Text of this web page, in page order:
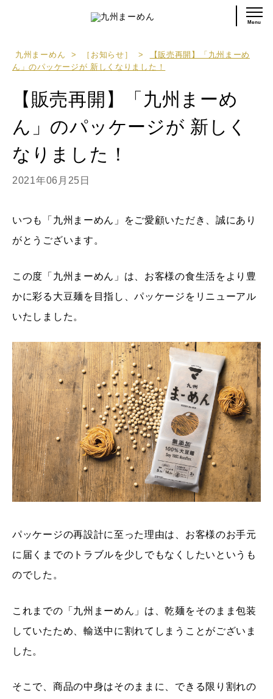
Menu
九州まーめん > ［お知らせ］ >
【販売再開】「九州まーめ
ん」のパッケージが 新しくなりました！
【販売再開】「九州まーめ
ん」のパッケージが 新しく
なりました！
2021年06月25日
いつも「九州まーめん」をご愛顧いただき、誠にあり
がとうございます。
この度「九州まーめん」は、お客様の食生活をより豊
かに彩る大豆麺を目指し、パッケージをリニューアル
いたしました。
パッケージの再設計に至った理由は、お客様のお手元
に届くまでのトラブルを少しでもなくしたいというも
のでした。
これまでの「九州まーめん」は、乾麺をそのまま包装
していたため、輸送中に割れてしまうことがございま
した。
そこで、商品の中身はそのままに、できる限り割れの